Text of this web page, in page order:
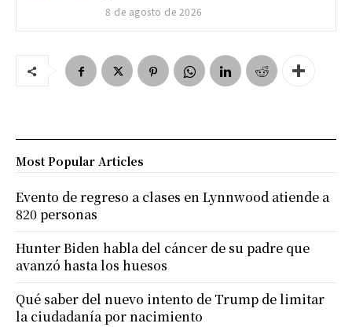
8 de agosto de 2026
Most Popular Articles
Evento de regreso a clases en Lynnwood atiende a
820 personas
Hunter Biden habla del cáncer de su padre que
avanzó hasta los huesos
Qué saber del nuevo intento de Trump de limitar
la ciudadanía por nacimiento